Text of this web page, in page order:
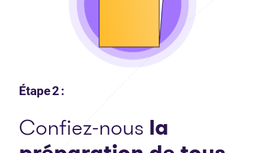
Étape 2 :
Confiez-nous la